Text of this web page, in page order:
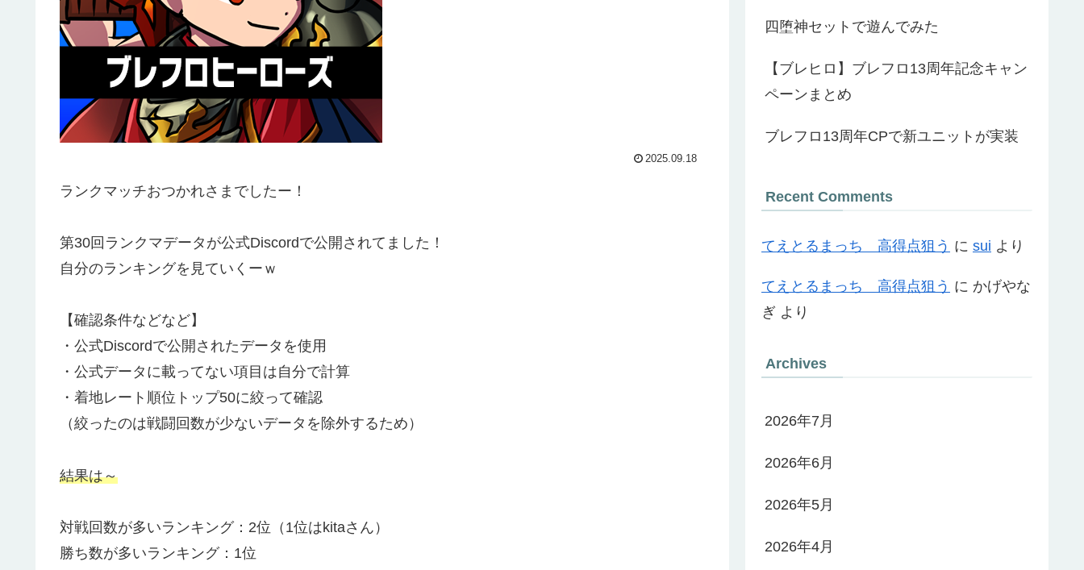
2025.09.18
ランクマッチおつかれさまでしたー！
第30回ランクマデータが公式Discordで公開されてました！
自分のランキングを見ていくーｗ
【確認条件などなど】
・公式Discordで公開されたデータを使用
・公式データに載ってない項目は自分で計算
・着地レート順位トップ50に絞って確認
（絞ったのは戦闘回数が少ないデータを除外するため）
結果は～
対戦回数が多いランキング：2位（1位はkitaさん）
勝ち数が多いランキング：1位
四堕神セットで遊んでみた
【ブレヒロ】ブレフロ13周年記念キャン
ペーンまとめ
ブレフロ13周年CPで新ユニットが実装
Recent Comments
てえとるまっち 高得点狙う に sui より
てえとるまっち 高得点狙う に かげやな
ぎ より
Archives
2026年7月
2026年6月
2026年5月
2026年4月